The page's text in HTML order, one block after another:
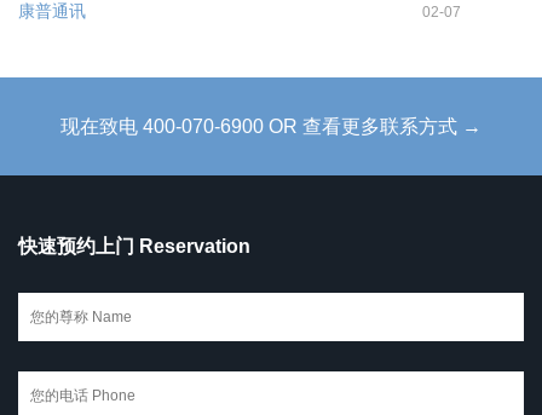
康普通讯 02-07
现在致电 400-070-6900 OR 查看更多联系方式 →
快速预约上门 Reservation